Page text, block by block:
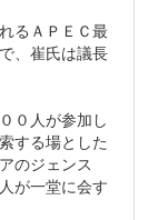
るＡＰＥＣ最
、崔氏は議長
０人が参加し
する場とした
のジェンス
が一堂に会す